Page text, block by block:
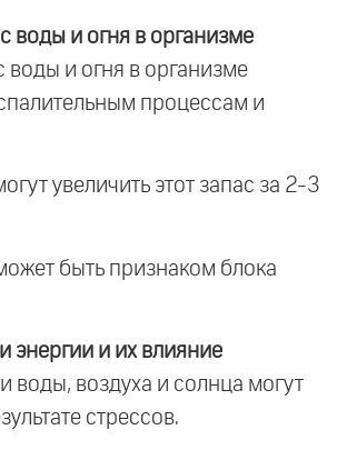
воды и огня в организме
воды и огня в организме
процессам и
увеличить этот запас за 2-3
быть признаком блока
энергии и их влияние
воды, воздуха и солнца могут
стрессов.